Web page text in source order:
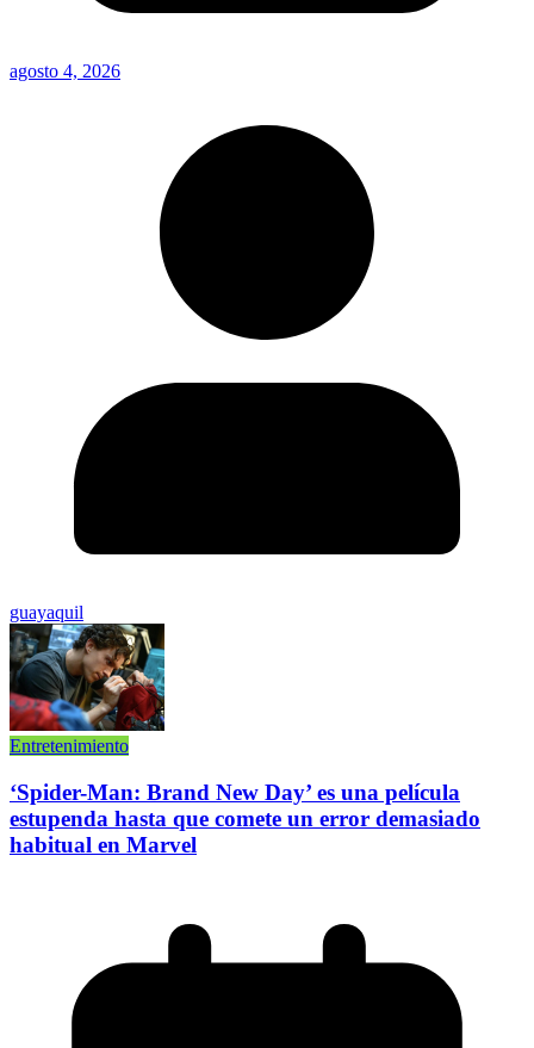
agosto 4, 2026
guayaquil
Entretenimiento
‘Spider-Man: Brand New Day’ es una película
estupenda hasta que comete un error demasiado
habitual en Marvel